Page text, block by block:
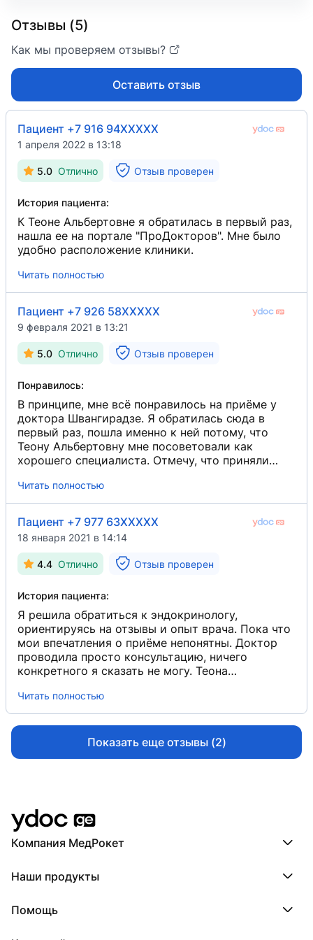
ФГБУ «Эндокринологический научный центр»
2012 — 2017
2015
Ультразвуковая диагностика
Циклы переподготовки
Эндокринологический научный центр РАМН
2017
Эндокринология
Аспирантура
Отзывы (5)
Как мы проверяем отзывы?
Оставить отзыв
Пациент +7 916 94XXXXX
1 апреля 2022 в 13:18
5.0 Отлично Отзыв проверен
История пациента:
К Теоне Альбертовне я обратилась в первый раз,
нашла ее на портале "ПроДокторов". Мне было
удобно расположение клиники.
Читать полностью
Пациент +7 926 58XXXXX
9 февраля 2021 в 13:21
5.0 Отлично Отзыв проверен
Понравилось:
В принципе, мне всё понравилось на приёме у
доктора Швангирадзе. Я обратилась сюда в
первый раз, пошла именно к ней потому, что
Теону Альбертовну мне посоветовали как
хорошего специалиста. Отмечу, что приняли
мне минут 30 точно, я считаю, что этого было
достаточно, на все вопросы, которые меня
волновали, врач дала ответы. Не было такого,
что бы специалист куда-то торопилась или же
отвлекалась во время работы со мной. Она
провела осмотр, кроме того, с собой я
приносила результаты анализов, с ними
прописаны лекарственные препараты, но пока об
их эффективности я ничего не могу сказать. Я
считаю, что Швангирадзе Т.А. можно
рекомендовать.
Читать полностью
Пациент +7 977 63XXXXX
18 января 2021 в 14:14
4.4 Отлично Отзыв проверен
История пациента:
Я решила обратиться к эндокринологу,
ориентируясь на отзывы и опыт врача. Пока что
мои впечатления о приёме непонятны. Доктор
проводила просто консультацию, ничего
конкретного я сказать не могу. Теона
ходе которой у меня не возникли неприятные
или болезненные ощущения. Рекомендаций она
не давала, только назначила мне анализы.
Предварительный диагноз поставлен не был.
Читать полностью
Показать еще отзывы (2)
Компания МедРокет
О YDoc
Наши продукты
ПроТаблетки
Помощь